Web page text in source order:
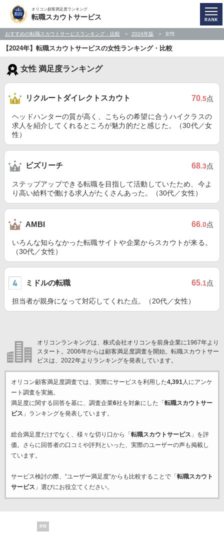
オリコン顧客満足度ランキング
転職スカウトサービス
おすすめの転職スカウトサービスランキング・比較 2024年版 女性
【2024年】転職スカウトサービスの女性ランキング・比較
女性 満足度ランキング
リクルートダイレクトスカウト 70.5点
ヘッドハンターの質が高く、こちらの希望に合うハイクラスの
求人を紹介してくれるところが魅力的だと感じた。（30代／女
性）
ビズリーチ 68.3点
ステップアップできる転職を目指して活動していたため、今よ
り高い給料で働ける求人がたくさんあった。（30代／女性）
AMBI 66.0点
いろんな知らなかった転職サイトや企業からスカウトが来る。
（30代／女性）
ミドルの転職 65.1点
担当者が親身になって対応してくれた点。（20代／女性）
オリコンランキングは、株式会社オリコンを前身企業に1967年より
スタート。2006年からは顧客満足度調査を開始。転職スカウトサー
ビスは、2022年よりランキングを発表しています。
オリコン顧客満足度調査では、実際にサービスを利用した4,391人にアンケ
ート調査を実施。
満足度に関する回答を基に、調査企業6社を対象にした「 転職スカウトサー
ビス 」ランキングを発表しています。
総合満足度だけでなく、様々な切り口から「 転職スカウトサービス 」を評
価。さらに回答者の口コミや評判といった、実際のユーザーの声も掲載し
ています。
サービス検討の際、“ユーザー満足度”からも比較することで「 転職スカウト
サービス 」選びにお役立てください。
PR